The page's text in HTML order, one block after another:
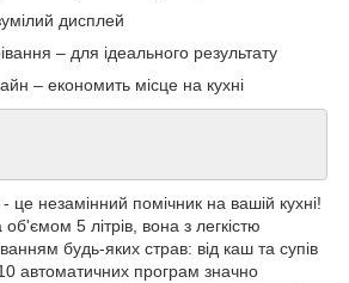
дисплей
– для ідеального результату
– економить місце на кухні
це незамінний помічник на вашій кухні!
5 літрів, вона з легкістю
будь-яких страв: від каш та супів
автоматичних програм значно